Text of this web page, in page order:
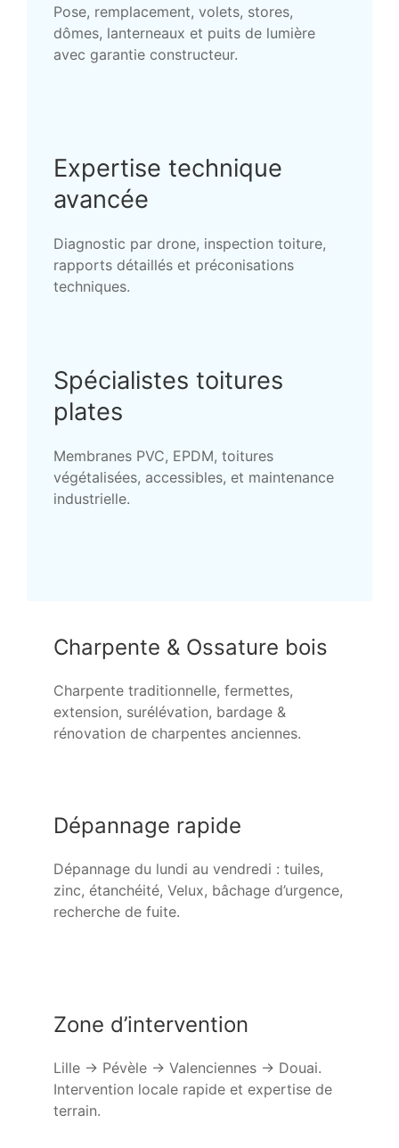
Pose, remplacement, volets, stores,
dômes, lanterneaux et puits de lumière
avec garantie constructeur.
Expertise technique
avancée
Diagnostic par drone, inspection toiture,
rapports détaillés et préconisations
techniques.
Spécialistes toitures
plates
Membranes PVC, EPDM, toitures
végétalisées, accessibles, et maintenance
industrielle.
Charpente & Ossature bois
Charpente traditionnelle, fermettes,
extension, surélévation, bardage &
rénovation de charpentes anciennes.
Dépannage rapide
Dépannage du lundi au vendredi : tuiles,
zinc, étanchéité, Velux, bâchage d’urgence,
recherche de fuite.
Zone d’intervention
Lille → Pévèle → Valenciennes → Douai.
Intervention locale rapide et expertise de
terrain.